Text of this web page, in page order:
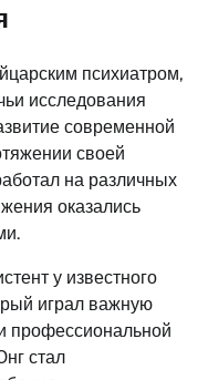
психиатром,
исследования
современной
своей
на различных
оказались
у известного
играл важную
профессиональной
стал